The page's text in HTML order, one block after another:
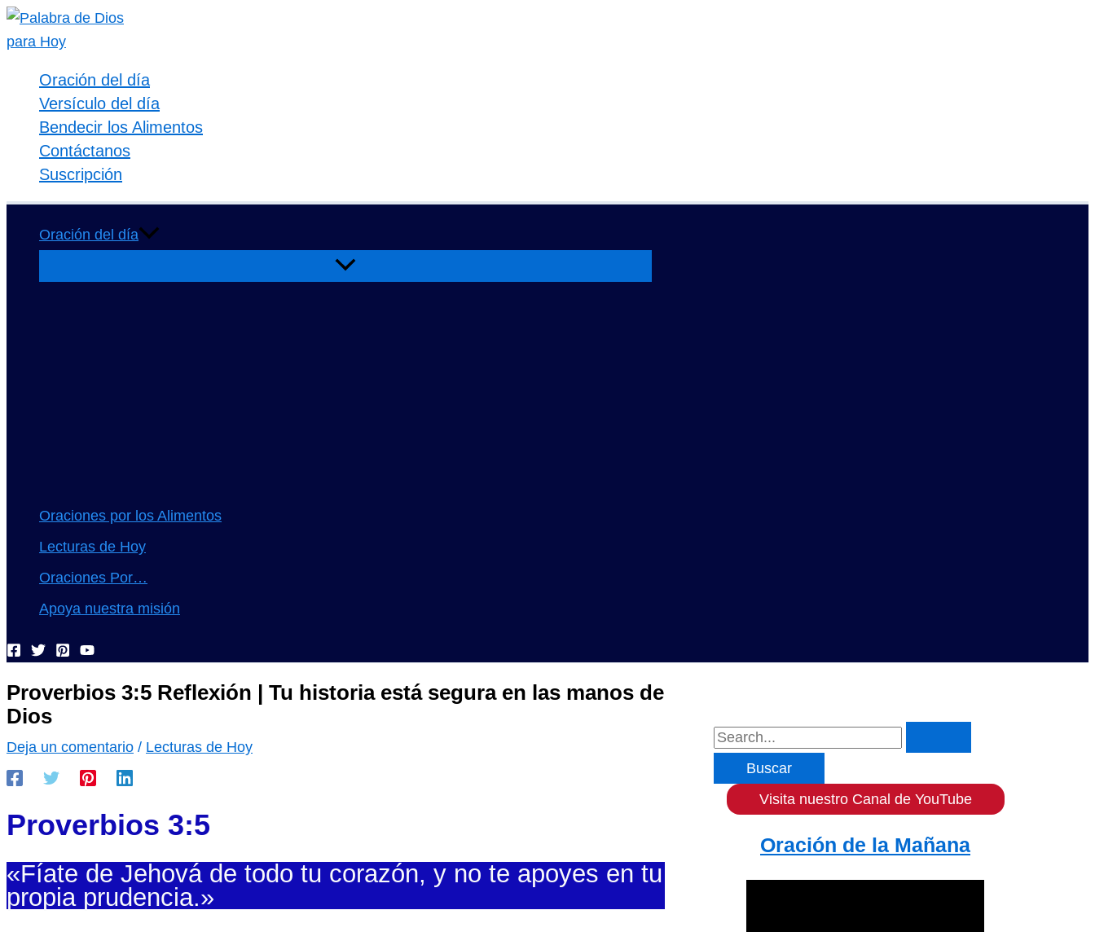
Ir
al
Oración del día
Versículo del día
Bendecir los Alimentos
Contáctanos
Suscripción
Oración del día
Oraciones por los Alimentos
Lecturas de Hoy
Oraciones Por…
Apoya nuestra misión
Proverbios 3:5 Reflexión | Tu historia está segura en las manos de
Dios
Deja un comentario / Lecturas de Hoy
Proverbios 3:5
«Fíate de Jehová de todo tu corazón, y no te apoyes en tu
propia prudencia.»
B
Visita nuestro Canal de YouTube
Oración de la Mañana